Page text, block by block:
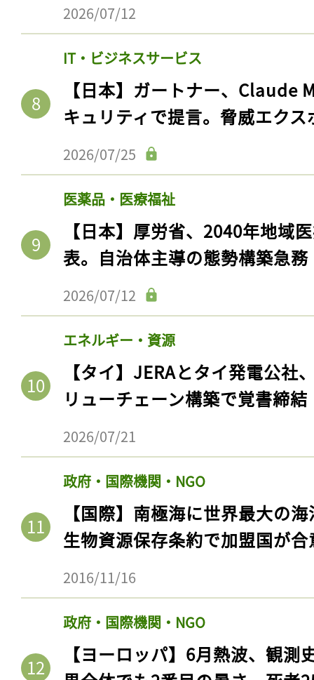
2026/07/12
IT・ビジネスサービス
【日本】ガートナー、Claude
キュリティで提言。脅威エク
2026/07/25
医薬品・医療福祉
【日本】厚労省、2040年地域
表。自治体主導の態勢構築急務
2026/07/12
エネルギー・資源
【タイ】JERAとタイ発電公社
リューチェーン構築で覚書締結
2026/07/21
政府・国際機関・NGO
【国際】南極海に世界最大の
生物資源保存条約で加盟国が合
2016/11/16
政府・国際機関・NGO
【ヨーロッパ】6月熱波、観